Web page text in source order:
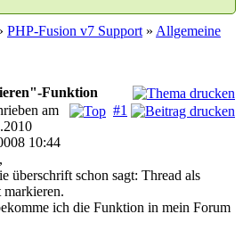
PHP-Fusion v7 Support » Allgemeine
Funktion
#1
am
10:44
überschrift schon sagt: Thread als
markieren.
ich die Funktion in mein Forum